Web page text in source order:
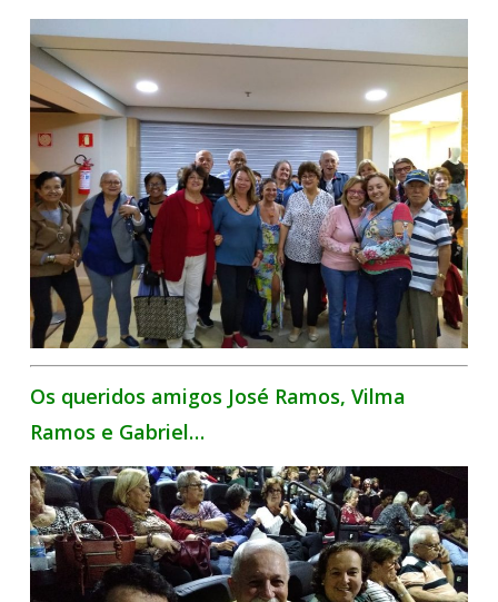
Os queridos amigos José Ramos, Vilma
Ramos e Gabriel…